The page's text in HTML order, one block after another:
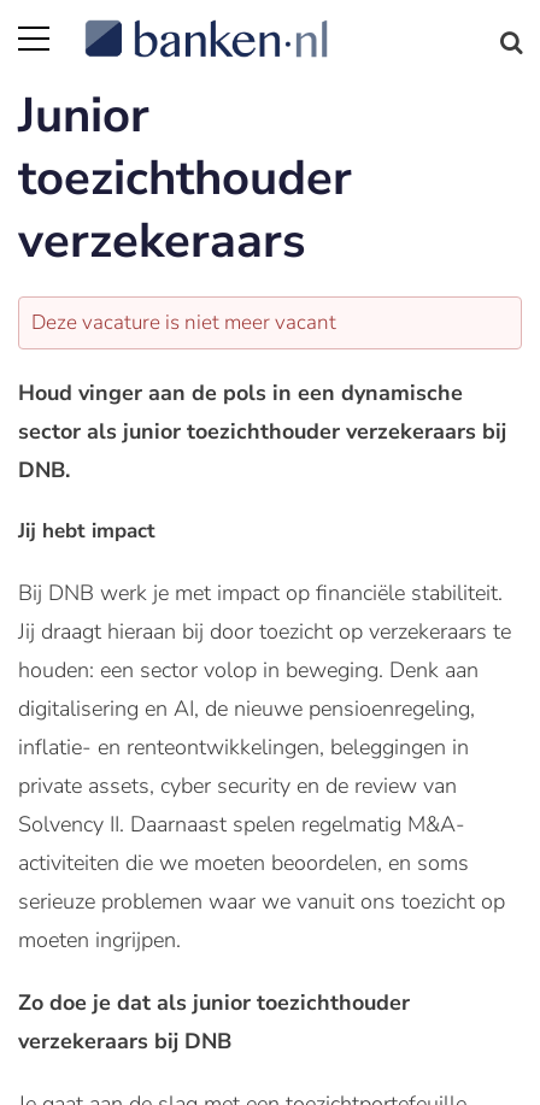
Junior
toezichthouder
verzekeraars
Deze vacature is niet meer vacant
Houd vinger aan de pols in een dynamische
sector als junior toezichthouder verzekeraars bij
DNB.
Jij hebt impact
Bij DNB werk je met impact op financiële stabiliteit.
Jij draagt hieraan bij door toezicht op verzekeraars te
houden: een sector volop in beweging. Denk aan
digitalisering en AI, de nieuwe pensioenregeling,
inflatie- en renteontwikkelingen, beleggingen in
private assets, cyber security en de review van
Solvency II. Daarnaast spelen regelmatig M&A-
activiteiten die we moeten beoordelen, en soms
serieuze problemen waar we vanuit ons toezicht op
moeten ingrijpen.
Zo doe je dat als junior toezichthouder
verzekeraars bij DNB